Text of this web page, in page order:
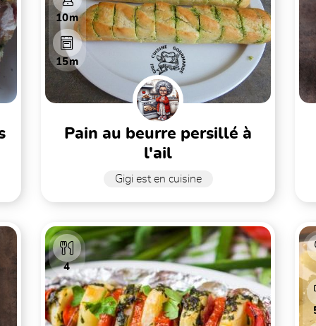
10m
15m
pain au beurre persillé à
l'ail
Gigi est en cuisine
4